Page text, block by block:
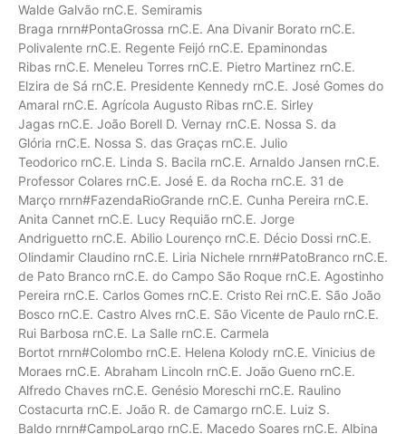
Walde Galvão rnC.E. Semiramis
Braga rnrn#PontaGrossa rnC.E. Ana Divanir Borato rnC.E.
Polivalente rnC.E. Regente Feijó rnC.E. Epaminondas
Ribas rnC.E. Meneleu Torres rnC.E. Pietro Martinez rnC.E.
Elzira de Sá rnC.E. Presidente Kennedy rnC.E. José Gomes do
Amaral rnC.E. Agrícola Augusto Ribas rnC.E. Sirley
Jagas rnC.E. João Borell D. Vernay rnC.E. Nossa S. da
Glória rnC.E. Nossa S. das Graças rnC.E. Julio
Teodorico rnC.E. Linda S. Bacila rnC.E. Arnaldo Jansen rnC.E.
Professor Colares rnC.E. José E. da Rocha rnC.E. 31 de
Março rnrn#FazendaRioGrande rnC.E. Cunha Pereira rnC.E.
Anita Cannet rnC.E. Lucy Requião rnC.E. Jorge
Andriguetto rnC.E. Abilio Lourenço rnC.E. Décio Dossi rnC.E.
Olindamir Claudino rnC.E. Liria Nichele rnrn#PatoBranco rnC.E.
de Pato Branco rnC.E. do Campo São Roque rnC.E. Agostinho
Pereira rnC.E. Carlos Gomes rnC.E. Cristo Rei rnC.E. São João
Bosco rnC.E. Castro Alves rnC.E. São Vicente de Paulo rnC.E.
Rui Barbosa rnC.E. La Salle rnC.E. Carmela
Bortot rnrn#Colombo rnC.E. Helena Kolody rnC.E. Vinicius de
Moraes rnC.E. Abraham Lincoln rnC.E. João Gueno rnC.E.
Alfredo Chaves rnC.E. Genésio Moreschi rnC.E. Raulino
Costacurta rnC.E. João R. de Camargo rnC.E. Luiz S.
Baldo rnrn#CampoLargo rnC.E. Macedo Soares rnC.E. Albina